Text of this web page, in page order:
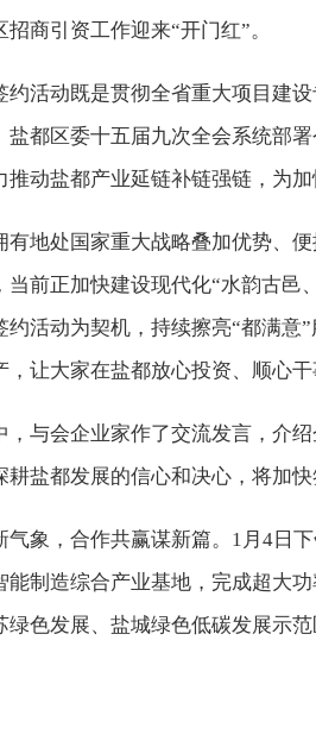
商引资工作迎来“开门红”。
约活动既是贯彻全省重大项目建
盐都区委十五届九次全会系统部
推动盐都产业延链补链强链，为
有地处国家重大战略叠加优势、
当前正加快建设现代化“水韵古邑
约活动为契机，持续擦亮“都满意
，让大家在盐都放心投资、顺心
，与会企业家作了交流发言，介
耕盐都发展的信心和决心，将加
气象，合作共赢谋新篇。1月4日
能制造综合产业基地，完成超大
绿色发展、盐城绿色低碳发展示